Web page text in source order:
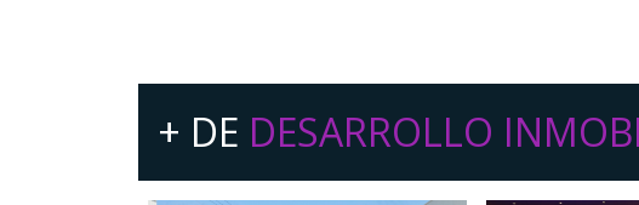
+ DE DESARROLLO